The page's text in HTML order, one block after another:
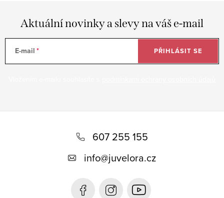
Aktuální novinky a slevy na váš e-mail
E-mail PŘIHLÁSIT SE
607 255 155
info@juvelora.cz